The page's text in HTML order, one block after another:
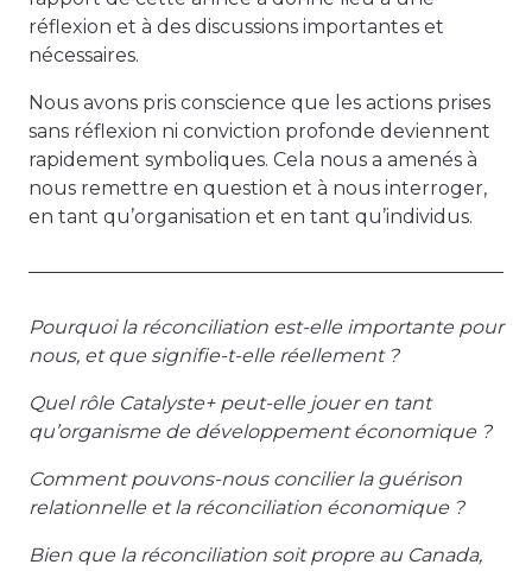
réflexion et à des discussions importantes et
nécessaires.
Nous avons pris conscience que les actions prises
sans réflexion ni conviction profonde deviennent
rapidement symboliques. Cela nous a amenés à
nous remettre en question et à nous interroger,
en tant qu’organisation et en tant qu’individus.
Pourquoi la réconciliation est-elle importante pour
nous, et que signifie-t-elle réellement ?
Quel rôle Catalyste+ peut-elle jouer en tant
qu’organisme de développement économique ?
Comment pouvons-nous concilier la guérison
relationnelle et la réconciliation économique ?
Bien que la réconciliation soit propre au Canada,